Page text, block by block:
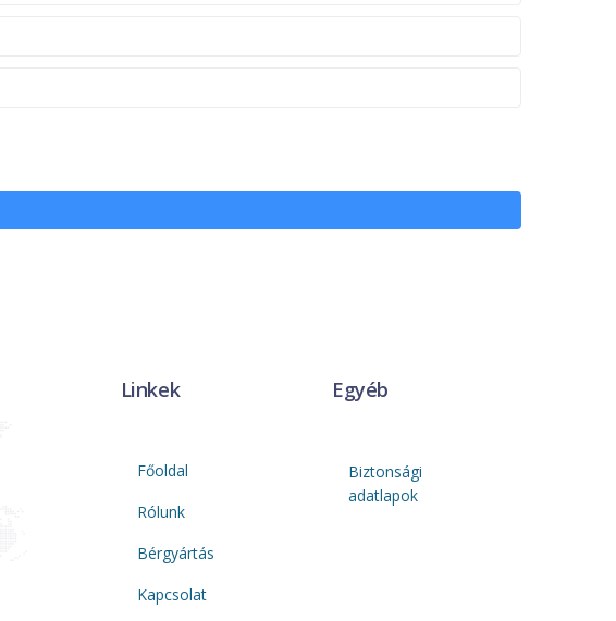
Linkek
Főoldal
Rólunk
Bérgyártás
Kapcsolat
Egyéb
Biztonsági
adatlapok